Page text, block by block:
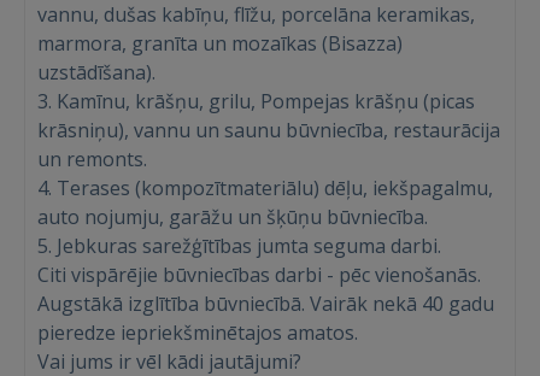
vannu, dušas kabīņu, flīžu, porcelāna keramikas,
marmora, granīta un mozaīkas (Bisazza)
uzstādīšana).
3. Kamīnu, krāšņu, grilu, Pompejas krāšņu (picas
krāsniņu), vannu un saunu būvniecība, restaurācija
un remonts.
4. Terases (kompozītmateriālu) dēļu, iekšpagalmu,
auto nojumju, garāžu un šķūņu būvniecība.
5. Jebkuras sarežģītības jumta seguma darbi.
Citi vispārējie būvniecības darbi - pēc vienošanās.
Augstākā izglītība būvniecībā. Vairāk nekā 40 gadu
pieredze iepriekšminētajos amatos.
Vai jums ir vēl kādi jautājumi?